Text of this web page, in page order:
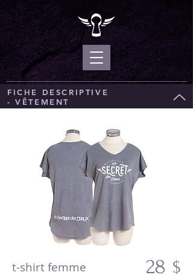
FICHE DESCRIPTIVE
- VÊTEMENT
t-shirt femme 28 $